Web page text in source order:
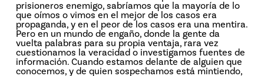
prisioneros enemigo, sabríamos que la mayoría de lo
que oímos o vimos en el mejor de los casos era
propaganda, y en el peor de los casos era una mentira.
Pero en un mundo de engaño, donde la gente da
vuelta palabras para su propia ventaja, rara vez
cuestionamos la veracidad o investigamos fuentes de
información. Cuando estamos delante de alguien que
conocemos, y de quien sospechamos está mintiendo,